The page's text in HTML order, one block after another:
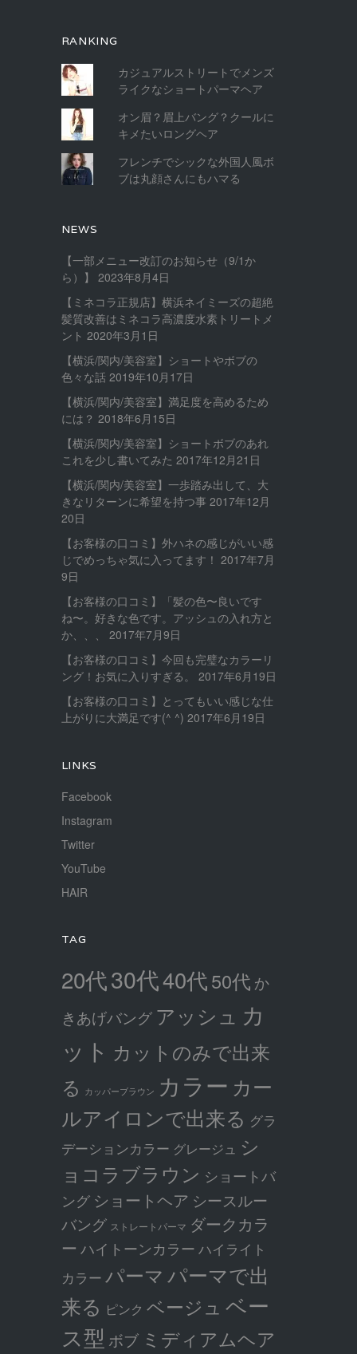
RANKING
カジュアルストリートでメンズ
ライクなショートパーマヘア
オン眉？眉上バング？クールに
キメたいロングヘア
フレンチでシックな外国人風ボ
ブは丸顔さんにもハマる
NEWS
【一部メニュー改訂のお知らせ（9/1か
ら）】
2023年8月4日
【ミネコラ正規店】横浜ネイミーズの超絶
髪質改善はミネコラ高濃度水素トリートメ
ント 2020年3月1日
【横浜/関内/美容室】ショートやボブの
色々な話 2019年10月17日
【横浜/関内/美容室】満足度を高めるため
には？ 2018年6月15日
【横浜/関内/美容室】ショートボブのあれ
これを少し書いてみた 2017年12月21日
【横浜/関内/美容室】一歩踏み出して、大
きなリターンに希望を持つ事 2017年12月
20日
【お客様の口コミ】外ハネの感じがいい感
じでめっちゃ気に入ってます！ 2017年7月
9日
【お客様の口コミ】「髪の色〜良いです
ね〜。好きな色です。アッシュの入れ方と
か、、、
2017年7月9日
【お客様の口コミ】今回も完璧なカラーリ
ング！お気に入りすぎる。
2017年6月19日
【お客様の口コミ】とってもいい感じな仕
上がりに大満足です(^ ^) 2017年6月19日
LINKS
Facebook
Instagram
Twitter
YouTube
HAIR
TAG
20代30代40代50代 か
きあげバング アッシュ カ
ット カットのみで出来
る カッパーブラウン カラー カー
ルアイロンで出来る グラ
デーションカラー グレージュ シ
ョコラブラウン ショートバ
ング ショートヘア シースルー
バング ストレートパーマ ダークカラ
ー ハイトーンカラー ハイライト
カラー パーマ パーマで出
来る ピンク ベージュ ベー
ス型 ボブ ミディアムヘア